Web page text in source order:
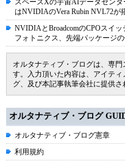
スペースXの宇宙AIデータセンタ
はNVIDIAのVera Rubin NVL72が
NVIDIAとBroadcomのCPOスイ
フォトニクス、先端パッケージ
オルタナティブ・ブログは、専
す。入力頂いた内容は、アイテ
グ、及び本記事執筆会社に提供さ
オルタナティブ・ブログ
オルタナティブ・ブログ憲章
利用規約